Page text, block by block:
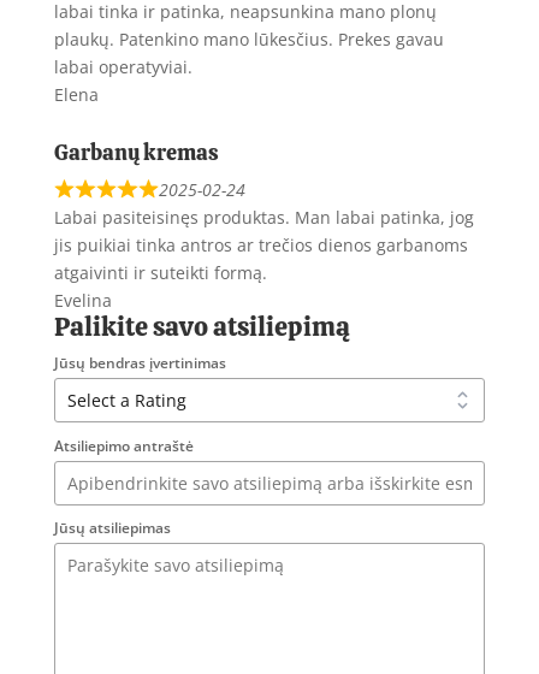
labai tinka ir patinka, neapsunkina mano plonų
plaukų. Patenkino mano lūkesčius. Prekes gavau
labai operatyviai.
Elena
Garbanų kremas
2025-02-24
Labai pasiteisinęs produktas. Man labai patinka, jog
jis puikiai tinka antros ar trečios dienos garbanoms
atgaivinti ir suteikti formą.
Evelina
Palikite savo atsiliepimą
Jūsų bendras įvertinimas
Atsiliepimo antraštė
Jūsų atsiliepimas